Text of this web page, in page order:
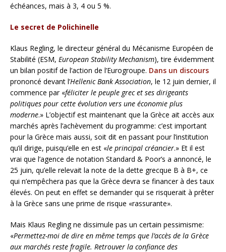
échéances, mais à 3, 4 ou 5 %.
Le secret de Polichinelle
Klaus Regling, le directeur général du Mécanisme Européen de
Stabilité (ESM, European Stability Mechanism), tire évidemment
un bilan positif de l’action de l’Eurogroupe. Dans un discours
prononcé devant l’Hellenic Bank Association, le 12 juin dernier, il
commence par «féliciter le peuple grec et ses dirigeants
politiques pour cette évolution vers une économie plus
moderne.» L’objectif est maintenant que la Grèce ait accès aux
marchés après l’achèvement du programme: c’est important
pour la Grèce mais aussi, soit dit en passant pour l’institution
qu’il dirige, puisqu’elle en est «le principal créancier.» Et il est
vrai que l’agence de notation Standard & Poor’s a annoncé, le
25 juin, qu’elle relevait la note de la dette grecque B à B+, ce
qui n’empêchera pas que la Grèce devra se financer à des taux
élevés. On peut en effet se demander qui se risquerait à prêter
à la Grèce sans une prime de risque «rassurante».
Mais Klaus Regling ne dissimule pas un certain pessimisme:
«Permettez-moi de dire en même temps que l’accès de la Grèce
aux marchés reste fragile. Retrouver la confiance des